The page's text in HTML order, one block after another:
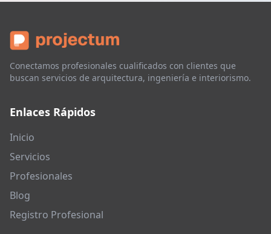
Conectamos profesionales cualificados con clientes que
buscan servicios de arquitectura, ingeniería e interiorismo.
Enlaces Rápidos
Inicio
Servicios
Profesionales
Blog
Registro Profesional